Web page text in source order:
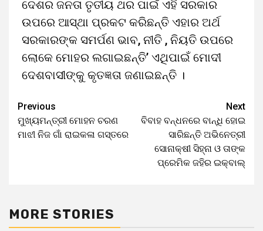
ଦେଶର ଜନତା ତୃତୀୟ ଥର ପାଇଁ ଏହି ସରକାର
ଉପରେ ଆସ୍ଥା ପ୍ରକଟ କରିଛନ୍ତି ଏହାର ଅର୍ଥ
ସରକାରଙ୍କ ସମର୍ପଣ ଭାବ, ନୀତି , ନିୟତି ଉପରେ
ଲୋକେ ମୋହର ଲଗାଇଛନ୍ତି’ ଏଥିପାଇଁ ମୋଦୀ
ଦେଶବାସୀଙ୍କୁ କୃତଜ୍ଞତା ଜଣାଇଛନ୍ତି ।
Continue
Reading
Previous
ମୁଖ୍ୟମନ୍ତ୍ରୀ ମୋହନ ଚରଣ
ମାଝୀ ନିଜ ଗାଁ ରାଇକଳା ଗସ୍ତରେ
Next
ବିବାହ ବନ୍ଧନରେ ବାନ୍ଧି ହୋଇ
ସାରିଛନ୍ତି ଅଭିନେତ୍ରୀ
ସୋନାକ୍ଷୀ ସିହ୍ନା ଓ ତାଙ୍କ
ପ୍ରେମିକ ଜହିର ଇକ୍‌ବାଲ୍‌
MORE STORIES